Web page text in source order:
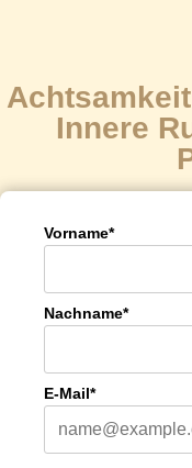
Innere
Vorname*
Nachname*
E-Mail*